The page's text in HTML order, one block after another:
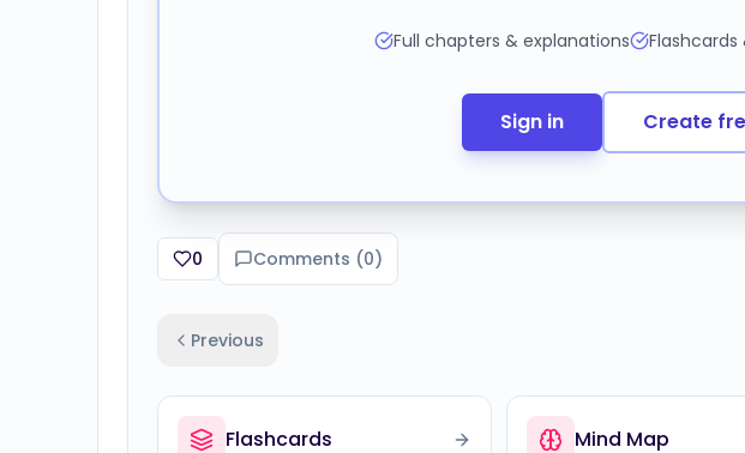
Full chapters & explanations
Sign in Create
0 Comments (0)
Previous
Flashcards Mind Map